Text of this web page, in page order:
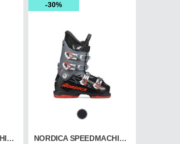
NORDICA SPEEDMACHINE J 3
30%
NORDICA SPEEDMACHINE J 4